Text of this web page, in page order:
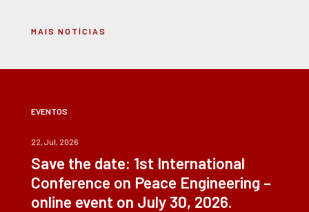
MAIS NOTÍCIAS
EVENTOS
22, Jul, 2026
Save the date: 1st International
Conference on Peace Engineering –
online event on July 30, 2026.